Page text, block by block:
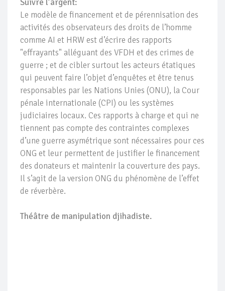
Le modèle de financement et de pérennisation des
activités des observateurs des droits de l’homme
comme AI et HRW est d’écrire des rapports
"effrayants" alléguant des VFDH et des crimes de
guerre ; et de cibler surtout les acteurs étatiques
qui peuvent faire l’objet d’enquêtes et être tenus
responsables par les Nations Unies (ONU), la Cour
pénale internationale (CPI) ou les systèmes
judiciaires locaux. Ces rapports à charge et qui ne
tiennent pas compte des contraintes complexes
d’une guerre asymétrique sont nécessaires pour ces
ONG et leur permettent de justifier le financement
des donateurs et maintenir la couverture des pays.
Il s’agit de la version ONG du phénomène de l’effet
de réverbère.
Théâtre de manipulation djihadiste.